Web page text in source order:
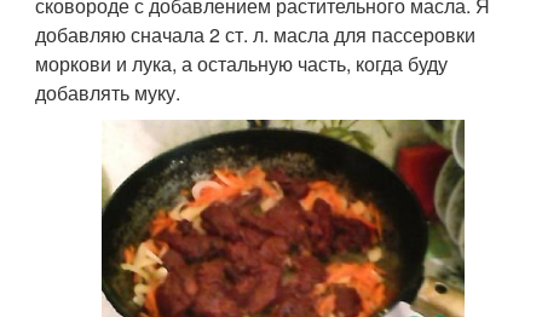
сковороде с добавлением растительного масла. Я
добавляю сначала 2 ст. л. масла для пассеровки
моркови и лука, а остальную часть, когда буду
добавлять муку.